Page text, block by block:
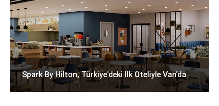
Spark By Hilton, Türkiye’deki Ilk Oteliyle Van’da